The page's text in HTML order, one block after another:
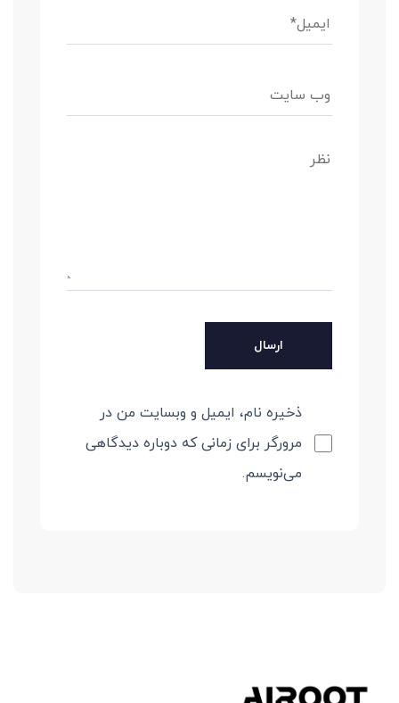
ذخیره نام، ایمیل و وبسایت من در
مرورگر برای زمانی که دوباره دیدگاهی
می‌نویسم.